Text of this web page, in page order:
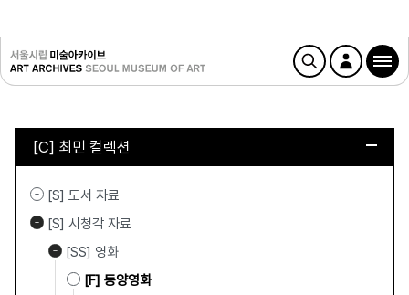
[C] 최민 컬렉션
[S] 도서 자료
[S] 시청각 자료
[SS] 영화
[F] 동양영화